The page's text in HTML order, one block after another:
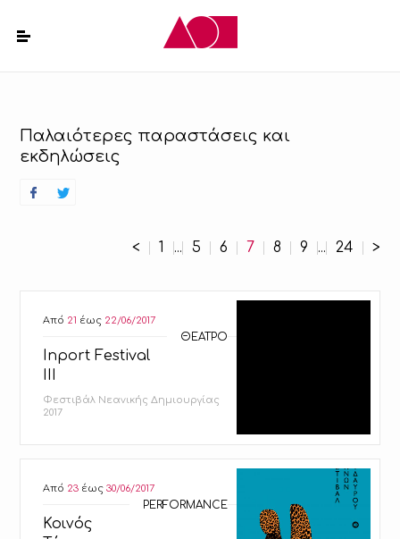
Παλαιότερες παραστάσεις και
εκδηλώσεις
< 1 ... 5 6 7 8 9 ... 24 >
Από 21 έως 22/06/2017
ΘΕΑΤΡΟ
Inport Festival
III
Φεστιβάλ Νεανικής Δημιουργίας
2017
Από 23 έως30/06/2017
PERFORMANCE
Κοινός